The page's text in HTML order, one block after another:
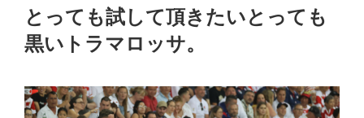
稿
日:
とっても試して頂きたいとっても
黒いトラマロッサ。